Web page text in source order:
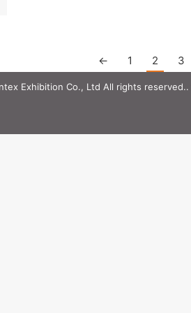
← 1 2 3
Exhibition Co., Ltd All rights reserved..